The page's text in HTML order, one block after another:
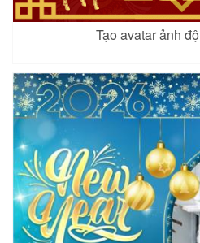
Tạo avatar ảnh